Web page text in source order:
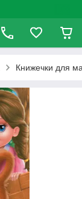
Книжечки для